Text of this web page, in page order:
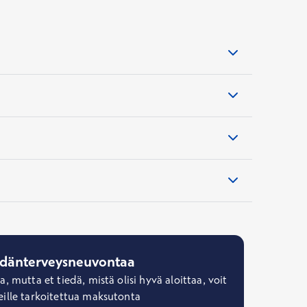
mutta et tiedä, mistä olisi hyvä aloittaa, voit
tarkoitettua maksutonta